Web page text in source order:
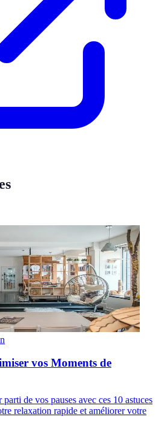
vos Moments de
de vos pauses avec ces 10 astuces
relaxation rapide et améliorer votre